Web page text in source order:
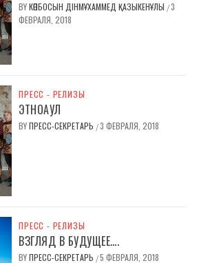
BYКӨПБОСЫН ДІНМҰХАММЕД ҚАЗЫКЕНҰЛЫ /3
ФЕВРАЛЯ, 2018
ПРЕСС - РЕЛИЗЫ
ЭТНОАУЛ
BYПРЕСС-СЕКРЕТАРЬ /3 ФЕВРАЛЯ, 2018
ПРЕСС - РЕЛИЗЫ
ВЗГЛЯД В БУДУЩЕЕ….
BYПРЕСС-СЕКРЕТАРЬ /5 ФЕВРАЛЯ, 2018